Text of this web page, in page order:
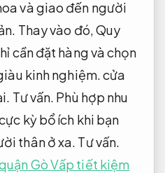
và giao đến người
Thay vào đó,Quy
cần đặt hàng và chọn
kinh nghiệm.cửa
Tư vấn. Phù hợp nhu
kỳ bổ ích khi bạn
thân ở xa. Tư vấn.
Gò Vấp tiết kiệm